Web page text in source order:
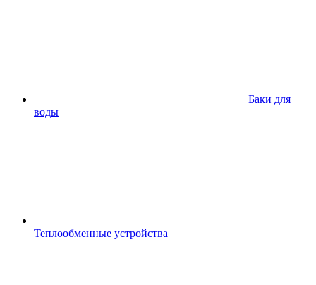
Баки для
воды
Теплообменные устройства